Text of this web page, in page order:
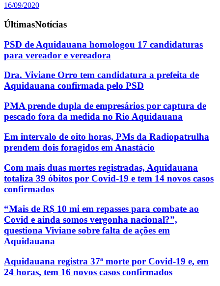
16/09/2020
ÚltimasNotícias
PSD de Aquidauana homologou 17 candidaturas
para vereador e vereadora
Dra. Viviane Orro tem candidatura a prefeita de
Aquidauana confirmada pelo PSD
PMA prende dupla de empresários por captura de
pescado fora da medida no Rio Aquidauana
Em intervalo de oito horas, PMs da Radiopatrulha
prendem dois foragidos em Anastácio
Com mais duas mortes registradas, Aquidauana
totaliza 39 óbitos por Covid-19 e tem 14 novos casos
confirmados
“Mais de R$ 10 mi em repasses para combate ao
Covid e ainda somos vergonha nacional?”,
questiona Viviane sobre falta de ações em
Aquidauana
Aquidauana registra 37ª morte por Covid-19 e, em
24 horas, tem 16 novos casos confirmados